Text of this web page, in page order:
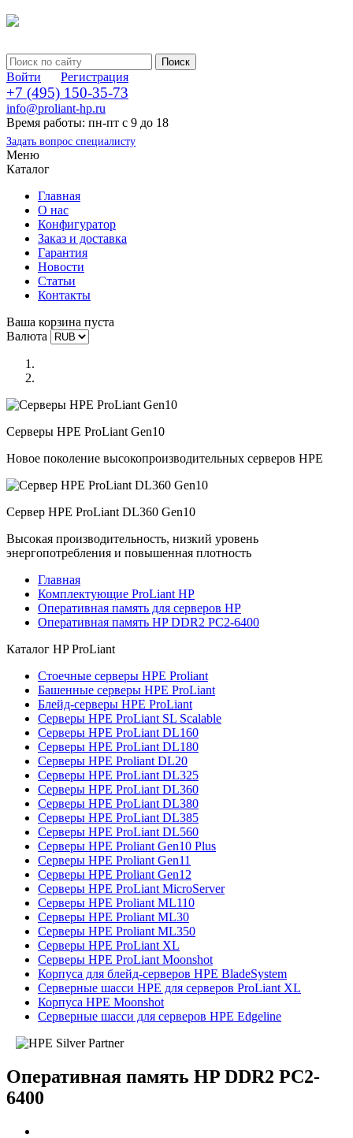
Войти Регистрация
+7 (495) 150-35-73
info@proliant-hp.ru
Время работы: пн-пт с 9 до 18
Задать вопрос специалисту
Меню
Каталог
Главная
О нас
Конфигуратор
Заказ и доставка
Гарантия
Новости
Статьи
Контакты
Ваша корзина пуста
Валюта
Серверы HPE ProLiant Gen10
Новое поколение высокопроизводительных серверов HPE
Сервер HPE ProLiant DL360 Gen10
Высокая производительность, низкий уровень
энергопотребления и повышенная плотность
Главная
Комплектующие ProLiant HP
Оперативная память для серверов HP
Оперативная память HP DDR2 PC2-6400
Каталог HP ProLiant
Стоечные серверы HPE Proliant
Башенные серверы HPE ProLiant
Блейд-серверы HPE ProLiant
Серверы HPE ProLiant SL Scalable
Серверы HPE ProLiant DL160
Серверы HPE ProLiant DL180
Серверы HPE Proliant DL20
Серверы HPE ProLiant DL325
Серверы HPE ProLiant DL360
Серверы HPE ProLiant DL380
Серверы HPE ProLiant DL385
Серверы HPE ProLiant DL560
Серверы HPE Proliant Gen10 Plus
Серверы HPE Proliant Gen11
Серверы HPE Proliant Gen12
Серверы HPE ProLiant MicroServer
Серверы HPE Proliant ML110
Серверы HPE Proliant ML30
Серверы HPE Proliant ML350
Серверы HPE ProLiant XL
Серверы HPE ProLiant Moonshot
Корпуса для блейд-серверов HPE BladeSystem
Серверные шасси HPE для серверов ProLiant XL
Корпуса HPE Moonshot
Серверные шасси для серверов HPE Edgeline
Оперативная память HP DDR2 PC2-
6400